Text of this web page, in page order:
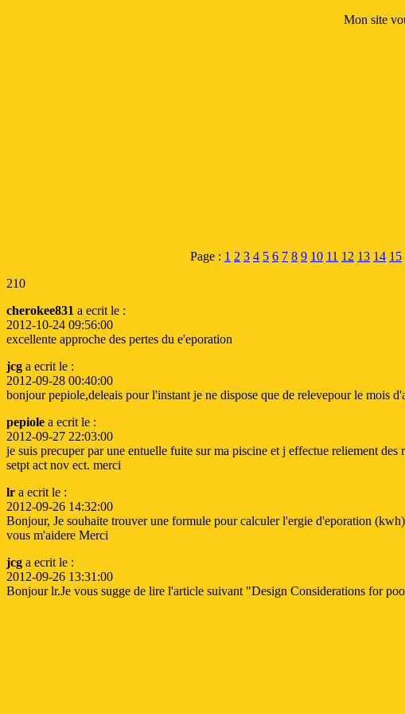
Mon site
Page : 1 2 3 4 5 6 7 8 9 10 11 12 13 14 15
210
cherokee831 a ecrit le :
2012-10-24 09:56:00
excellente approche des pertes du e'eporation
jcg a ecrit le :
2012-09-28 00:40:00
bonjour pepiole,deleais pour l'instant je ne dispose que de relevepour le mois
pepiole a ecrit le :
2012-09-27 22:03:00
je suis precuper par une entuelle fuite sur ma piscine et j effectue reliement
setpt act nov ect. merci
lr a ecrit le :
2012-09-26 14:32:00
Bonjour, Je souhaite trouver une formule pour calculer l'ergie d'eporation
vous m'aidere Merci
jcg a ecrit le :
2012-09-26 13:31:00
Bonjour lr.Je vous sugge de lire l'article suivant "Design Considerations for